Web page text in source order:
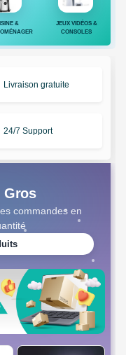
&
JEUX VIDÉOS &
CONSOLES
Livraison gratuite
24/7 Support
Gros
commandes en